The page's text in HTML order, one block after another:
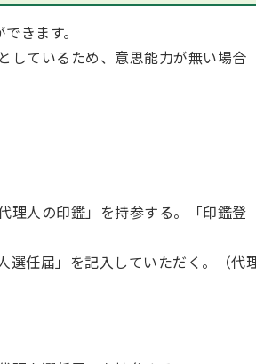
きます。
しているため、意思能力が無い場合
理人の印鑑」を持参する。「印鑑登
選任届」を記入していただく。（代